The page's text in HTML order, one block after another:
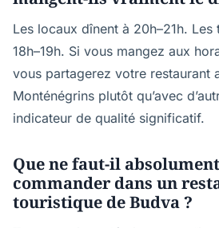
Les locaux dînent à 20h–21h. Les
18h–19h. Si vous mangez aux
vous partagerez votre restaurant
Monténégrins plutôt qu’avec
indicateur de qualité significatif.
Que ne faut-il
commander dans un
touristique de Budva ?